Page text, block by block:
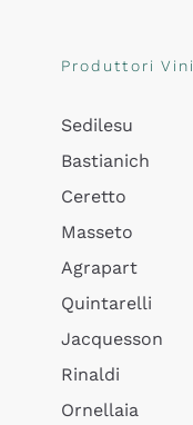
Produttori Vini
Sedilesu
Bastianich
Ceretto
Masseto
Agrapart
Quintarelli
Jacquesson
Rinaldi
Ornellaia